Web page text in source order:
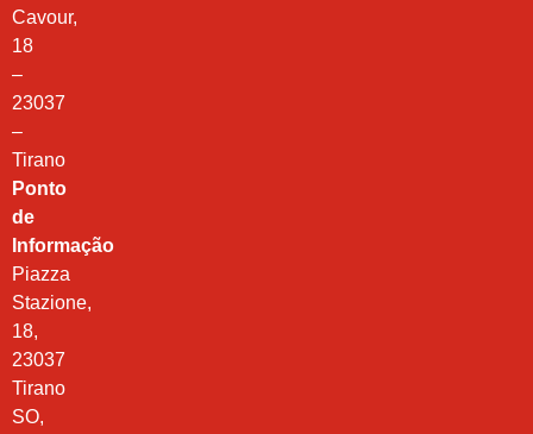
Cavour,
18
–
23037
–
Tirano
Ponto
de
Informação
Piazza
Stazione,
18,
23037
Tirano
SO,